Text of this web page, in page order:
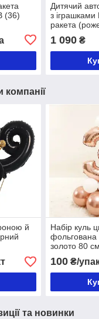
(36)
Дитячий
з іграшками
ракета
1 090₴
компанії
й
Набір куль
фольгована
золото 80
кулями
100₴/
та новинки